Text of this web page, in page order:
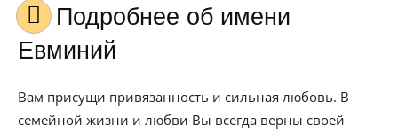
Подробнее об имени
Евминий
Вам присущи привязанность и сильная любовь. В
семейной жизни и любви Вы всегда верны своей